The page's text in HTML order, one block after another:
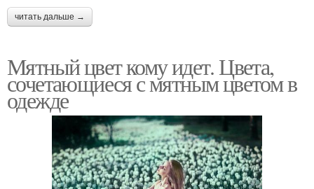
читать дальше →
Мятный цвет кому идет. Цвета,
сочетающиеся с мятным цветом в
одежде